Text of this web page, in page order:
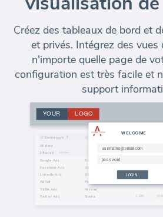
Créez des tableaux de bord et
et privés. Intégrez des vues
n'importe quelle page de
configuration est très facile et
support